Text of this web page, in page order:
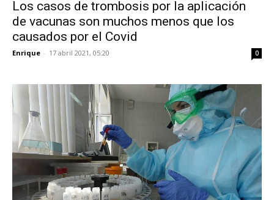
Los casos de trombosis por la aplicación
de vacunas son muchos menos que los
causados por el Covid
Enrique - 17 abril 2021, 05:20 0